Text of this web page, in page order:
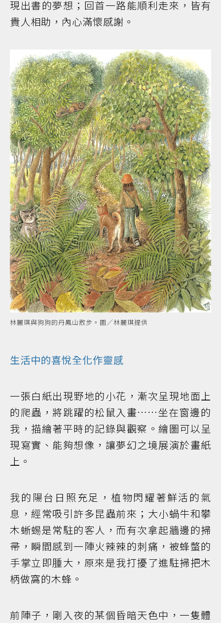
現出書的夢想；回首一路能順利走來，皆有
貴人相助，內心滿懷感謝。
林麗琪與狗狗的丹鳳山散步。圖／林麗琪提供
生活中的喜悅全化作靈感
一張白紙出現野地的小花，漸次呈現地面上
的爬蟲，將跳躍的松鼠入畫……坐在窗邊的
我，描繪著平時的記錄與觀察。繪圖可以呈
現寫實、能夠想像，讓夢幻之境展演於畫紙
上。
我的陽台日照充足，植物閃耀著鮮活的氣
息，經常吸引許多昆蟲前來；大小蝸牛和攀
木蜥蜴是常駐的客人，而有次拿起牆邊的掃
帚，瞬間感到一陣火辣辣的刺痛，被蜂螫的
手掌立即腫大，原來是我打擾了進駐掃把木
柄做窩的木蜂。
前陣子，剛入夜的某個昏暗天色中，一隻體